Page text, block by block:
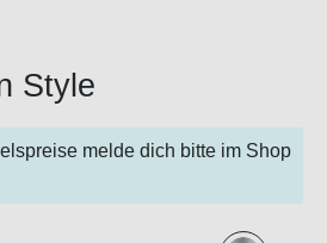
Style
melde dich bitte im Shop